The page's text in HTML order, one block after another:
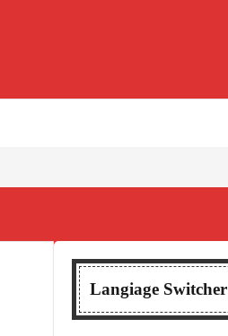
Langiage Switcher